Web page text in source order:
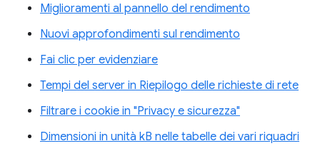
Miglioramenti al pannello del rendimento
Nuovi approfondimenti sul rendimento
Fai clic per evidenziare
Tempi del server in Riepilogo delle richieste di rete
Filtrare i cookie in "Privacy e sicurezza"
Dimensioni in unità kB nelle tabelle dei vari riquadri